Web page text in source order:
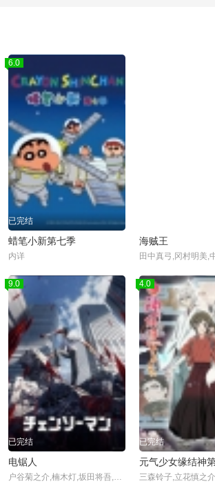
6.0
已完结
蜡笔小新第七季
内详
海贼王
9.0
已完结
电锯人
户谷菊之介,楠木灯,坂田将吾,菲鲁兹·蓝
4.0
已完结
元气少女缘结神